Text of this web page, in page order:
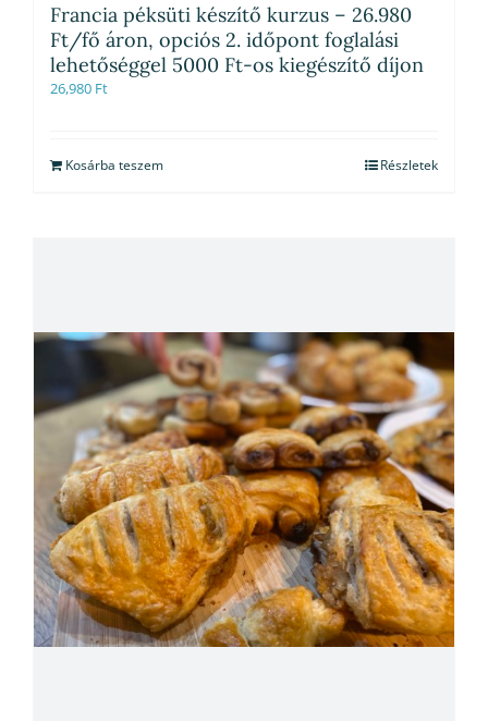
Francia péksüti készítő kurzus – 26.980
Ft/fő áron, opciós 2. időpont foglalási
lehetőséggel 5000 Ft-os kiegészítő díjon
26,980 Ft
Kosárba teszem Részletek